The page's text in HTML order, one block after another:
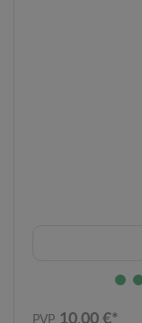
PVP 10,00 €*